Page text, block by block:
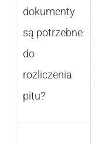
dokumenty
są potrzebne
do
rozliczenia
pitu?